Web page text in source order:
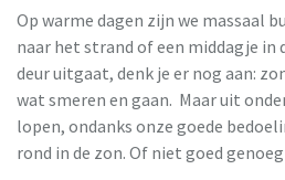
Op warme dagen zijn we massaal
naar het strand of een middagje in
deur uitgaat, denk je er nog aan:
wat smeren en gaan. Maar uit
lopen, ondanks onze goede
rond in de zon. Of niet goed